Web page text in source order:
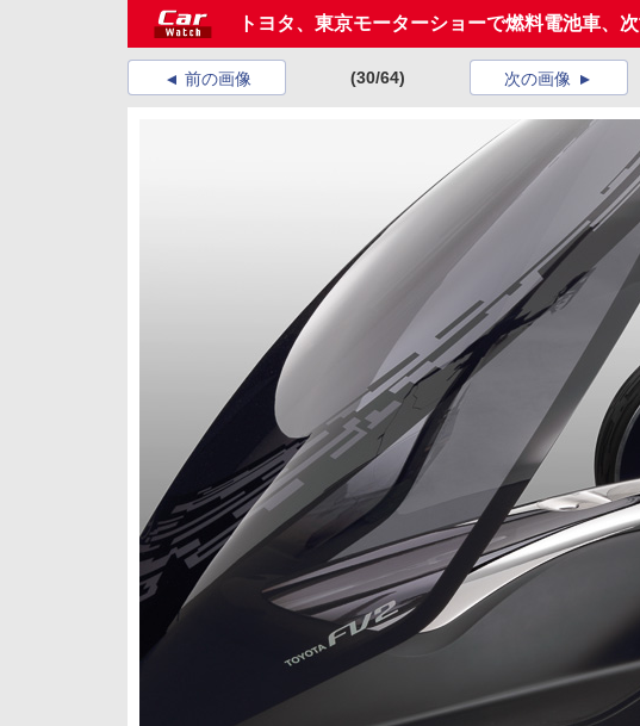
トヨタ、東京モーターショーで燃料電池車、
前の画像 (30/64) 次の画像